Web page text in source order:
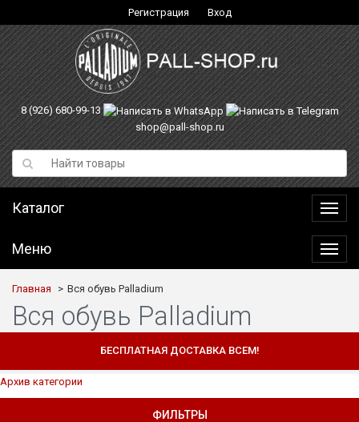
Регистрация Вход
8 (926) 680-99-13
shop@pall-shop.ru
Каталог
Меню
Меню
Главная Вся обувь Palladium
Вся обувь Palladium
БЕСПЛАТНАЯ ДОСТАВКА ВСЕМ!
Архив категории
ФИЛЬТРЫ